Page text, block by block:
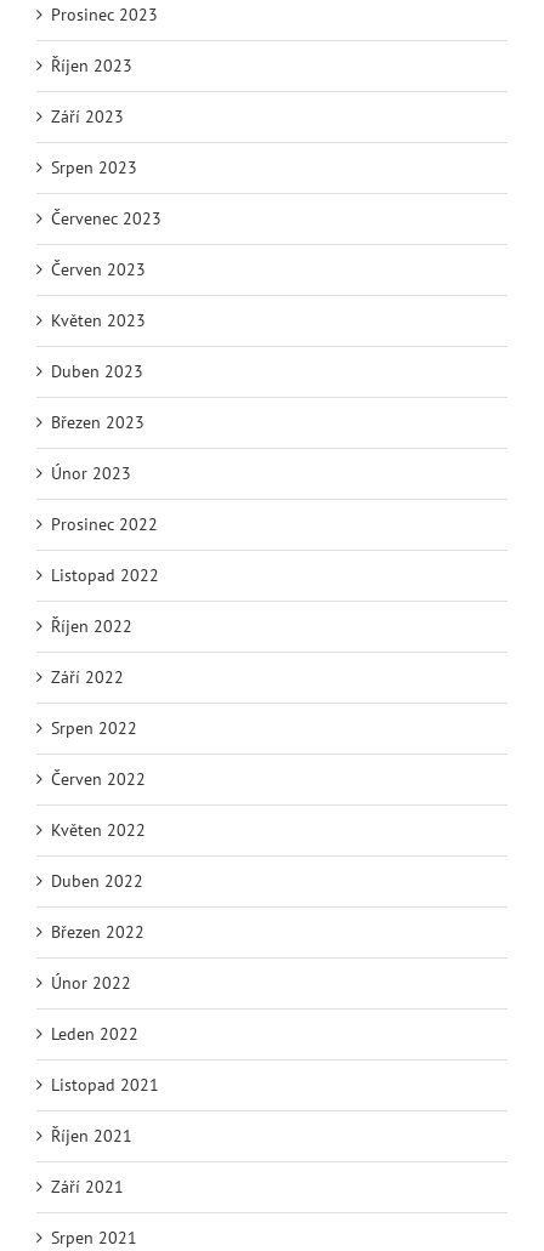
Prosinec 2023
Říjen 2023
Září 2023
Srpen 2023
Červenec 2023
Červen 2023
Květen 2023
Duben 2023
Březen 2023
Únor 2023
Prosinec 2022
Listopad 2022
Říjen 2022
Září 2022
Srpen 2022
Červen 2022
Květen 2022
Duben 2022
Březen 2022
Únor 2022
Leden 2022
Listopad 2021
Říjen 2021
Září 2021
Srpen 2021